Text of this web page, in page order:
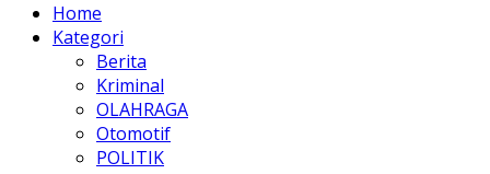
Home
Kategori
Berita
Kriminal
OLAHRAGA
Otomotif
POLITIK